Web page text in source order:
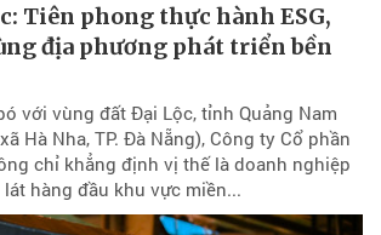
Tiên phong thực hành ESG,
địa phương phát triển bền
với vùng đất Đại Lộc, tỉnh Quảng Nam
Hà Nha, TP. Đà Nẵng), Công ty Cổ phần
chỉ khẳng định vị thế là doanh nghiệp
hàng đầu khu vực miền...